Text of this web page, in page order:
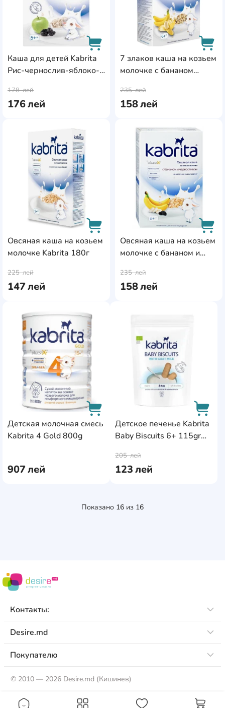
Каша для детей Kabrita
Рис-чернослив-яблоко-
(029810)
176лей
178лей
7 злаков каша на козьем
молочке с бананом
158лей
235лей
Овсяная каша на козьем
молочке Kabrita 180г
147лей
225лей
AddCardToFavourite
Овсяная каша на козьем
молочке с бананом и
180г
158лей
235лей
Детская молочная смесь
Kabrita 4 Gold 800g
907лей
AddCardToCart
Детское печенье Kabrita
Baby Biscuits 6+ 115gr
123лей
205лей
Показано 16 из 16
Контакты:
Desire.md
Покупателю
© 2010 — 2026 Desire.md (Кишинев)